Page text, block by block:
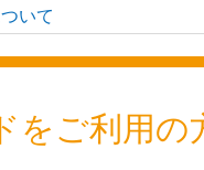
いて
をご利用の